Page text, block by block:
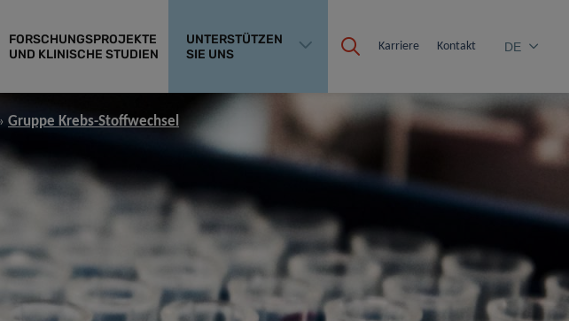
FORSCHUNGSPROJEKTE
UND KLINISCHE STUDIEN
UNTERSTÜTZEN
SIE UNS
Karriere Kontakt DE
Gruppe Krebs-Stoffwechsel